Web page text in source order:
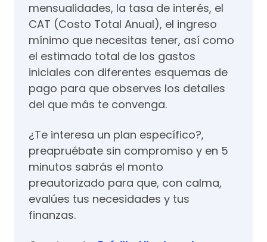
mensualidades, la tasa de interés, el
CAT (Costo Total Anual), el ingreso
mínimo que necesitas tener, así como
el estimado total de los gastos
iniciales con diferentes esquemas de
pago para que observes los detalles
del que más te convenga.
¿Te interesa un plan específico?,
preapruébate sin compromiso y en 5
minutos sabrás el monto
preautorizado para que, con calma,
evalúes tus necesidades y tus
finanzas.